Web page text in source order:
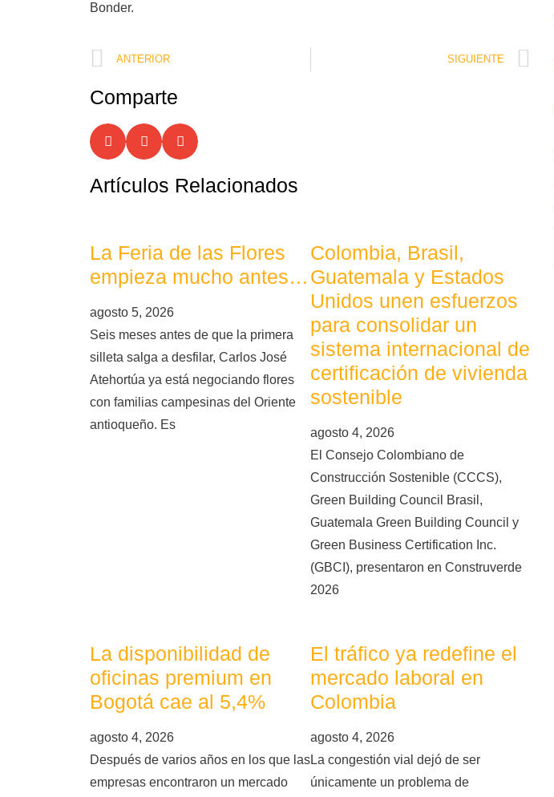
Bonder.
ANTERIOR SIGUIENTE
Comparte
Artículos Relacionados
La Feria de las Flores
empieza mucho antes…
agosto 5, 2026
Seis meses antes de que la primera
silleta salga a desfilar, Carlos José
Atehortúa ya está negociando flores
con familias campesinas del Oriente
antioqueño. Es
Colombia, Brasil,
Guatemala y Estados
Unidos unen esfuerzos
para consolidar un
sistema internacional de
certificación de vivienda
sostenible
agosto 4, 2026
El Consejo Colombiano de
Construcción Sostenible (CCCS),
Green Building Council Brasil,
Guatemala Green Building Council y
Green Business Certification Inc.
(GBCI), presentaron en Construverde
2026
La disponibilidad de
oficinas premium en
Bogotá cae al 5,4%
agosto 4, 2026
Después de varios años en los que las
empresas encontraron un mercado
El tráfico ya redefine el
mercado laboral en
Colombia
agosto 4, 2026
La congestión vial dejó de ser
únicamente un problema de